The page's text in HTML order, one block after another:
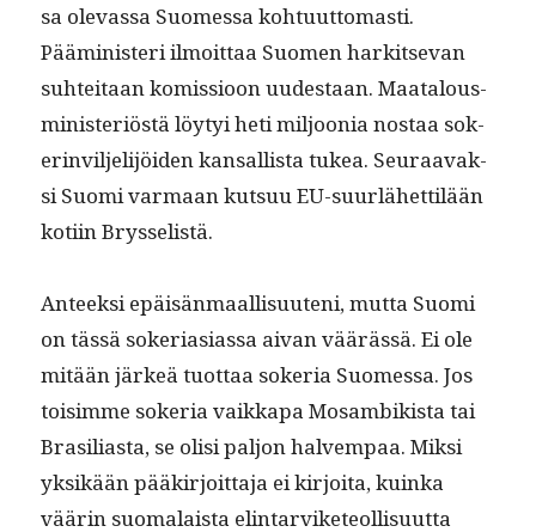
sa olevas­sa Suomes­sa kohtu­ut­tomasti.
Päämin­is­teri ilmoit­taa Suomen hark­it­se­van
suhteitaan komis­sioon uud­estaan. Maat­alous­
min­is­ter­iöstä löy­tyi heti miljoo­nia nos­taa sok­
er­invil­jeli­jöi­den kansal­lista tukea. Seu­raavak­
si Suo­mi var­maan kut­suu EU-suurlähet­tilään
koti­in Brysselistä.
Anteek­si epäisän­maal­lisuuteni, mut­ta Suo­mi
on tässä sok­e­ri­asi­as­sa aivan väärässä. Ei ole
mitään järkeä tuot­taa sok­e­ria Suomes­sa. Jos
toisimme sok­e­ria vaikka­pa Mosam­bik­ista tai
Brasil­ias­ta, se olisi paljon halvem­paa. Mik­si
yksikään pääkir­joit­ta­ja ei kir­joi­ta, kuin­ka
väärin suo­ma­laista elin­tarvike­te­ol­lisu­ut­ta